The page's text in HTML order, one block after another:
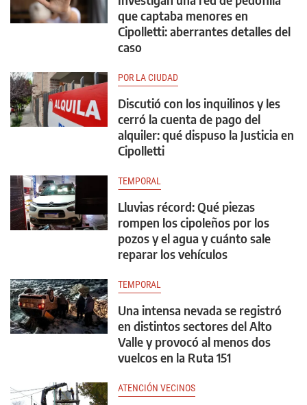
que captaba menores en
Cipolletti: aberrantes detalles del
caso
POR LA CIUDAD
Discutió con los inquilinos y les
cerró la cuenta de pago del
alquiler: qué dispuso la Justicia en
Cipolletti
TEMPORAL
Lluvias récord: Qué piezas
rompen los cipoleños por los
pozos y el agua y cuánto sale
reparar los vehículos
TEMPORAL
Una intensa nevada se registró
en distintos sectores del Alto
Valle y provocó al menos dos
vuelcos en la Ruta 151
ATENCIÓN VECINOS